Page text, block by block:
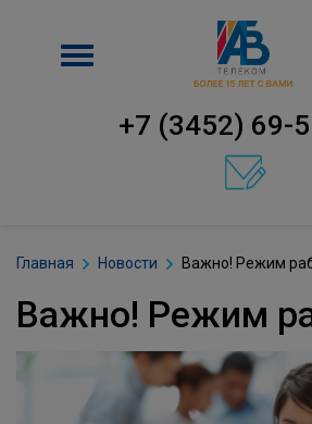
Включить
+7 (3452) 69-
Главная Новости Важно! Режим
Важно! Режим